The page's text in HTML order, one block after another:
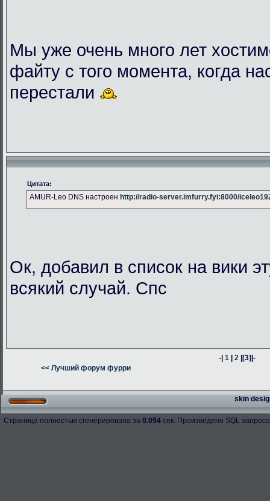
Мы уже очень много лет
файту с того момента, когда
перестали
Цитата:
AMUR-Leo DNS настроен http://radio-server.imfurry.fyi:8000/
Ок, добавил в список на вики
всякий случай. Спс
-|1 |2 |[3]|-
<< Лучший форум фурри
skin
Страница полностью сгенерирована за 0.094 сек. Произведено SQL